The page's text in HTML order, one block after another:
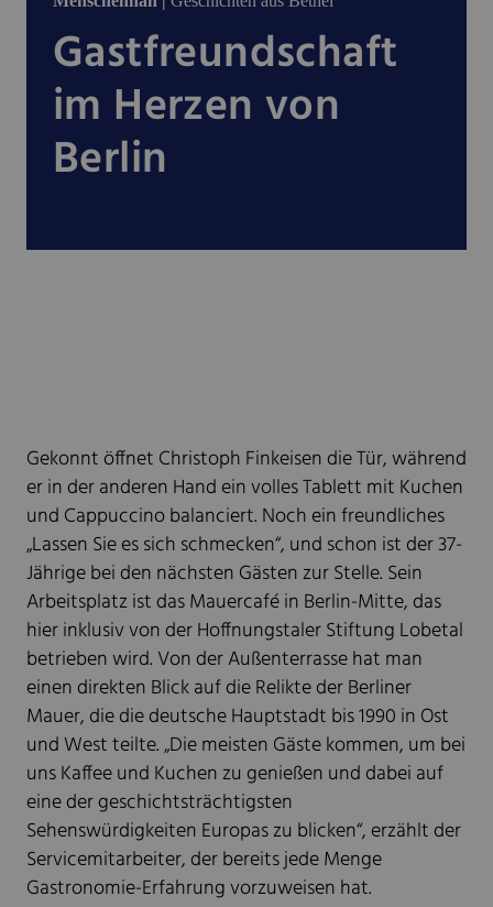
Gastfreundschaft
im Herzen von
Berlin
Gekonnt öffnet Christoph Finkeisen die Tür, während
er in der anderen Hand ein volles Tablett mit Kuchen
und Cappuccino balanciert. Noch ein freundliches
„Lassen Sie es sich schmecken“, und schon ist der 37-
Jährige bei den nächsten Gästen zur Stelle. Sein
Arbeitsplatz ist das Mauercafé in Berlin-Mitte, das
hier inklusiv von der Hoffnungstaler Stiftung Lobetal
betrieben wird. Von der Außenterrasse hat man
einen direkten Blick auf die Relikte der Berliner
Mauer, die die deutsche Hauptstadt bis 1990 in Ost
und West teilte. „Die meisten Gäste kommen, um bei
uns Kaffee und Kuchen zu genießen und dabei auf
eine der geschichtsträchtigsten
Sehenswürdigkeiten Europas zu blicken“, erzählt der
Servicemitarbeiter, der bereits jede Menge
Gastronomie-Erfahrung vorzuweisen hat.